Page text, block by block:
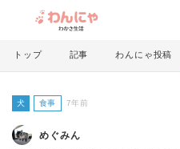
トップ 記事 わんにゃ投稿
犬 食事 7年前
めぐみん